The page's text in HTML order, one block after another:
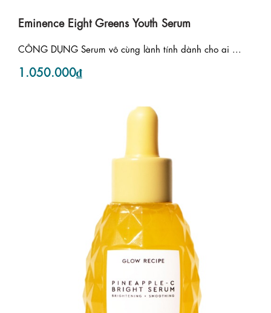
Eminence Eight Greens Youth Serum
CÔNG DỤNG Serum vô cùng lành tính dành cho ai ...
1.050.000₫